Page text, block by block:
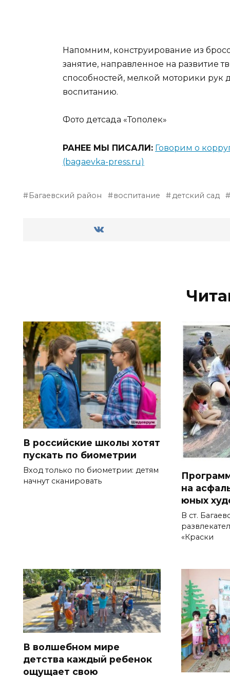
Напомним, конструирование из
занятие, направленное на развитие
способностей, мелкой моторики рук
воспитанию.
Фото детсада «Тополек»
РАНЕЕ МЫ ПИСАЛИ: Говорим о
(bagaevka-press.ru)
Багаевский район воспитание детский сад
В российские школы хотят
пускать по биометрии
Вход только по биометрии: детям
начнут сканировать
на
юных
В ст.
«Краски
В волшебном мире
детства каждый ребенок
ощущает свою